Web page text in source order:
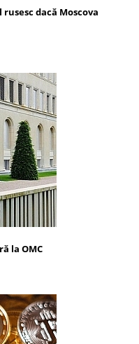
dacă Moscova
la OMC